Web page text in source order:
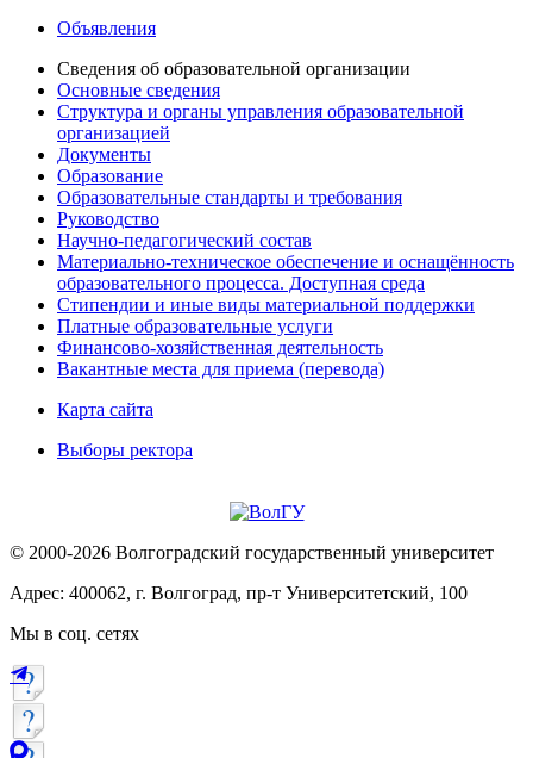
Объявления
Сведения об образовательной организации
Основные сведения
Структура и органы управления образовательной
организацией
Документы
Образование
Образовательные стандарты и требования
Руководство
Научно-педагогический состав
Материально-техническое обеспечение и оснащённость
образовательного процесса. Доступная среда
Стипендии и иные виды материальной поддержки
Платные образовательные услуги
Финансово-хозяйственная деятельность
Вакантные места для приема (перевода)
Карта сайта
Выборы ректора
© 2000-2026 Волгоградский государственный университет
Адрес: 400062, г. Волгоград, пр-т Университетский, 100
Мы в соц. сетях